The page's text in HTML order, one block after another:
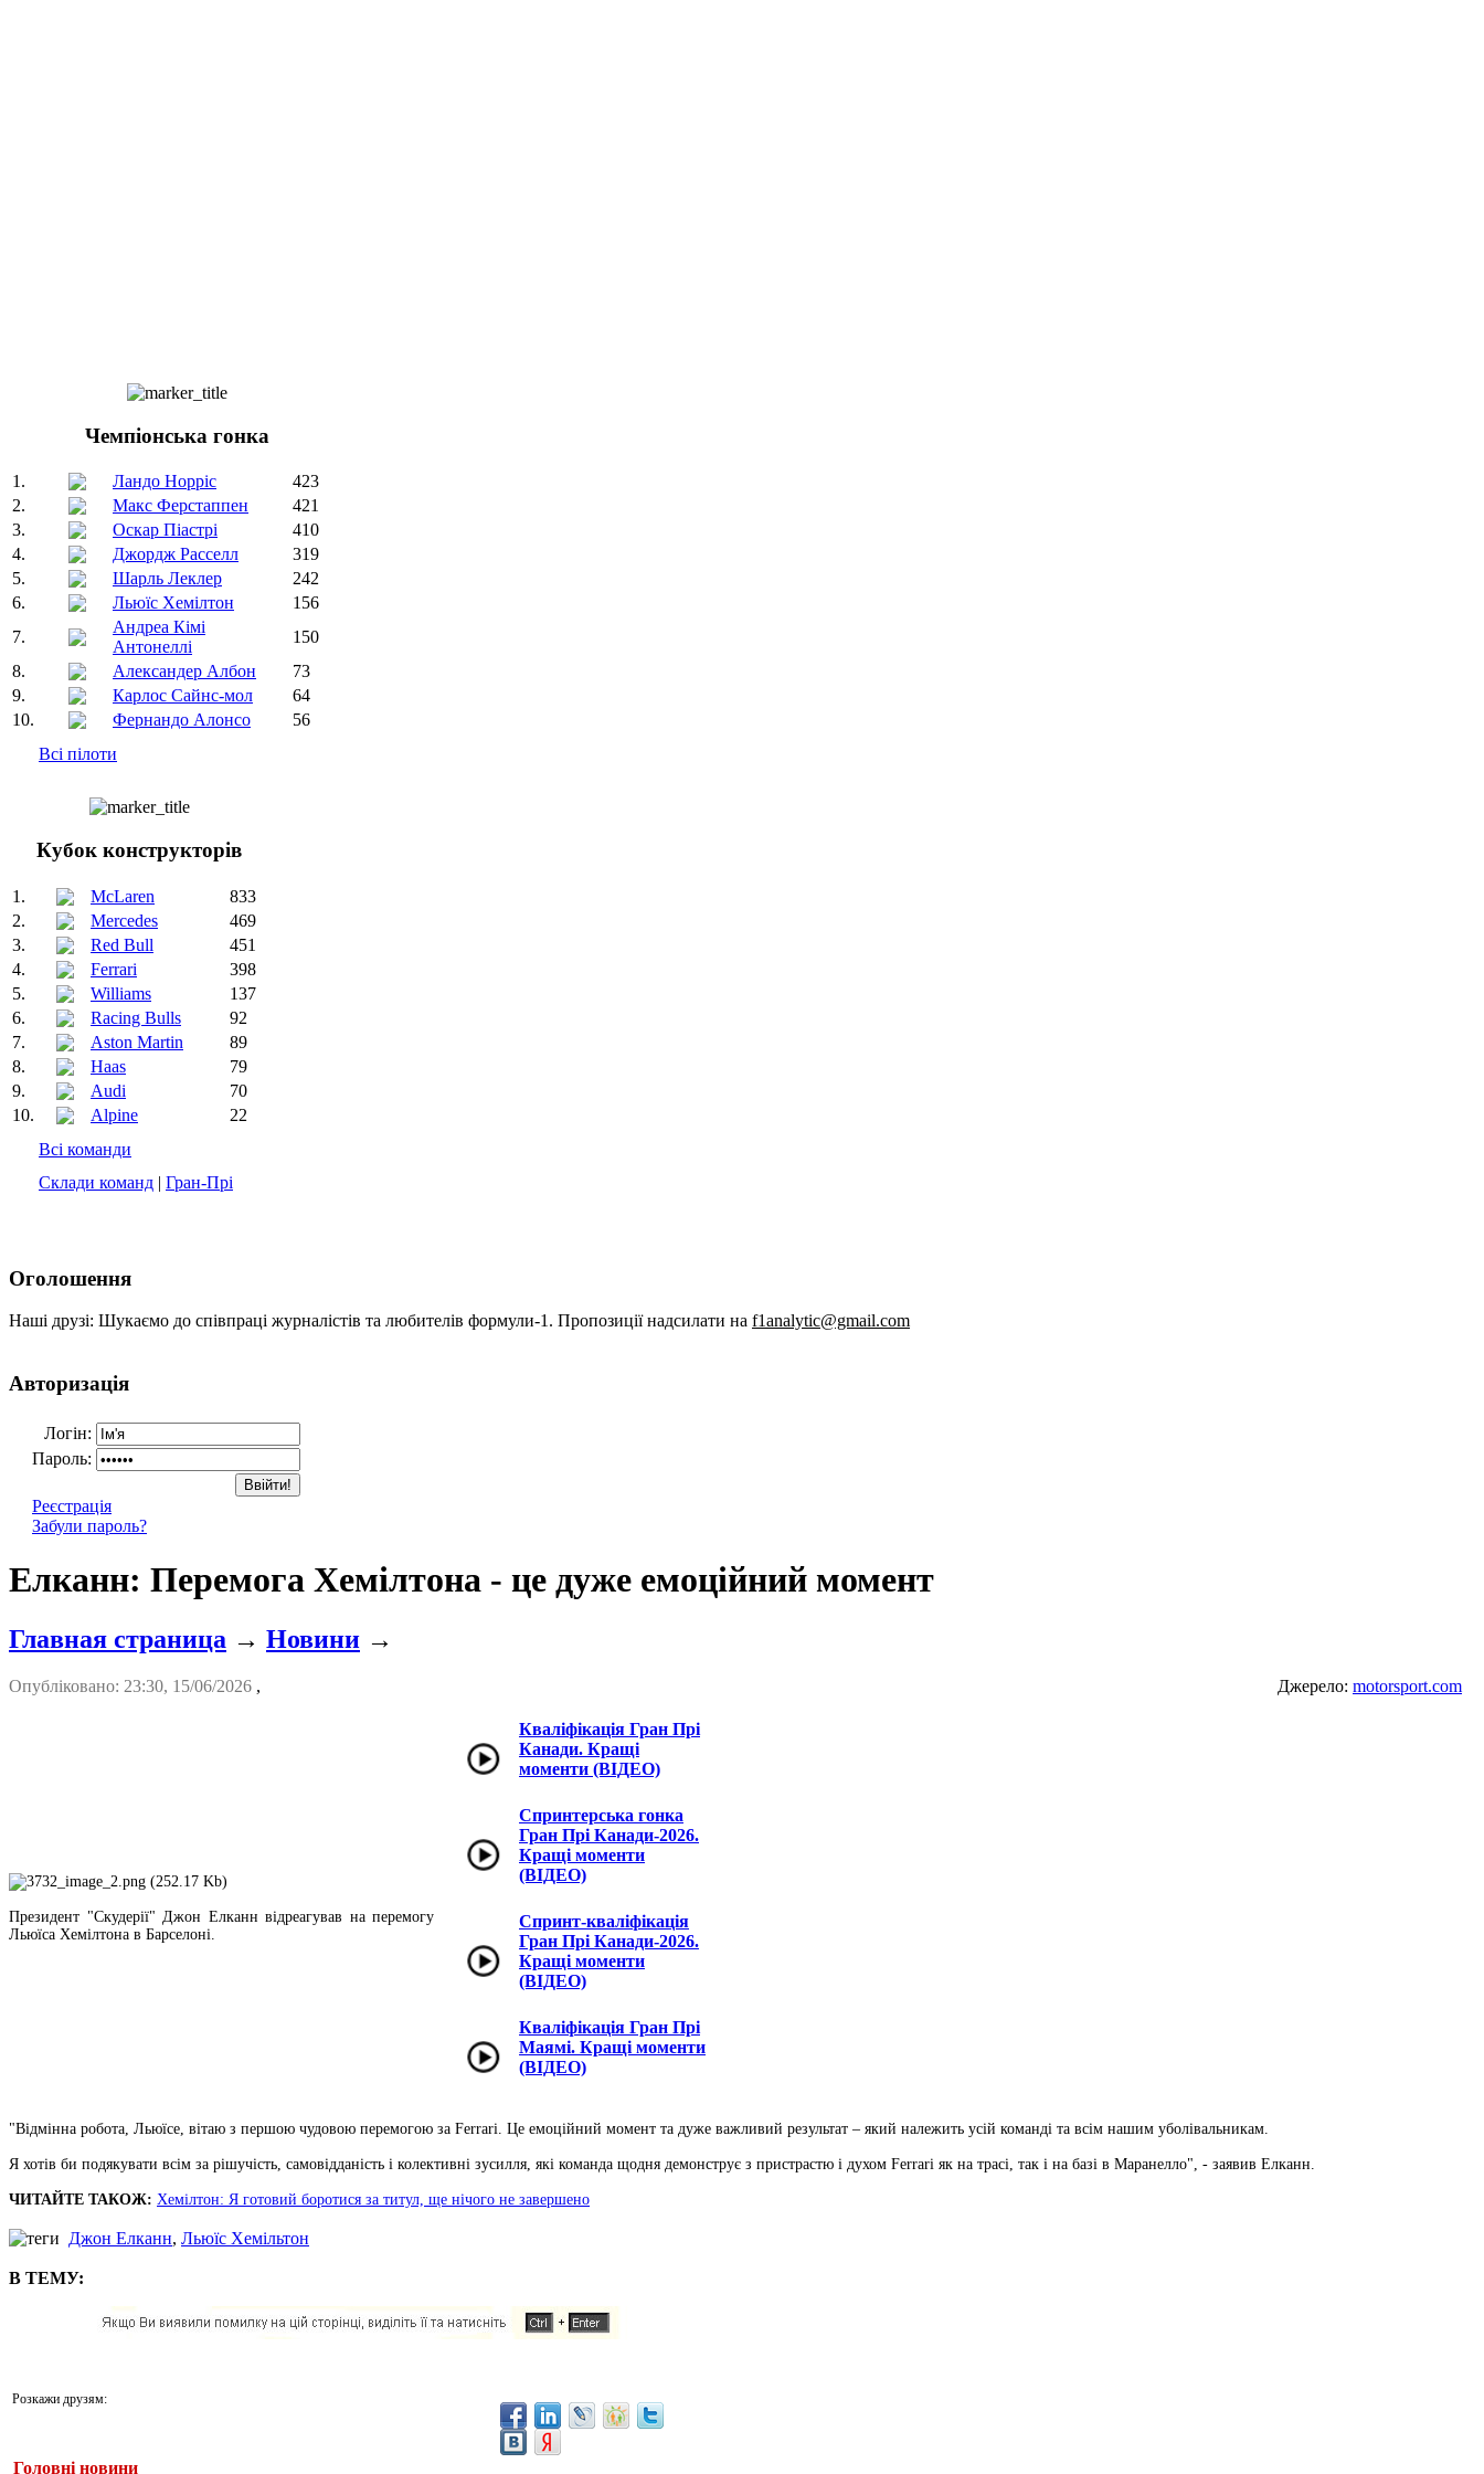
Чемпіонська гонка
1. Ландо Норріс
423
2.
Макс Ферстаппен
421
3.
Оскар Піастрі
410
4.
Джордж Расселл
319
5.
Шарль Леклер
242
6.
Льюїс Хемілтон
156
7.
Андреа Кімі
Антонеллі
150
8.
Александер Албон
73
9.
Карлос Сайнс-мол
64
10.
Фернандо Алонсо
56
Всі пілоти
Кубок конструкторів
1. McLaren
833
2.
Mercedes
469
3.
Red Bull
451
4.
Ferrari
398
5.
Williams
137
6.
Racing Bulls
92
7.
Aston Martin
89
8.
Haas
79
9.
Audi
70
10.
Alpine
22
Всі команди
Склади команд | Гран-Прі
Оголошення
Наші друзі: Шукаємо до співпраці журналістів та любителів формули-1. Пропозиції надсилати на f1analytic@gmail.com
Авторизація
Логін:
Пароль:
Реєстрація
Забули пароль?
Елканн: Перемога Хемілтона - це дуже емоційний момент
Главная страница → Новини →
Опубліковано: 23:30, 15/06/2026 , Джерело: motorsport.com
Президент "Скудерії" Джон Елканн відреагував на перемогу
Льюїса Хемілтона в Барселоні.
Кваліфікація Гран Прі
Канади. Кращі
моменти (ВІДЕО)
Спринтерська гонка
Гран Прі Канади-2026.
Кращі моменти
(ВІДЕО)
Спринт-кваліфікація
Гран Прі Канади-2026.
Кращі моменти
(ВІДЕО)
Кваліфікація Гран Прі
Маямі. Кращі моменти
(ВІДЕО)
"Відмінна робота, Льюїсе, вітаю з першою чудовою перемогою за Ferrari. Це емоційний момент та дуже важливий результат – який належить усій команді та всім нашим уболівальникам.
Я хотів би подякувати всім за рішучість, самовідданість і колективні зусилля, які команда щодня демонструє з пристрастю і духом Ferrari як на трасі, так і на базі в Маранелло", - заявив Елканн.
ЧИТАЙТЕ ТАКОЖ: Хемілтон: Я готовий боротися за титул, ще нічого не завершено
Джон Елканн, Льюїс Хемільтон
В ТЕМУ:
Розкажи друзям:
Головні новини